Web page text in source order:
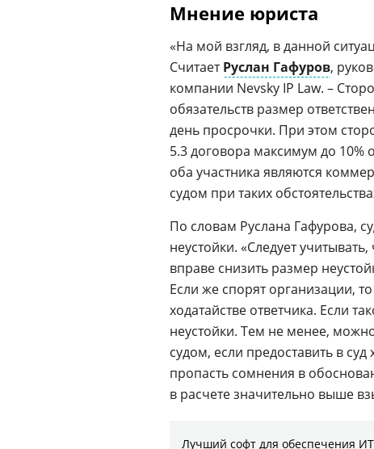
Мнение юриста
«На мой взгляд, в данной
СчитаетРуслан Гафуров,
компании Nevsky IP Law. –
обязательств размер
день просрочки. При этом
5.3 договора максимум до 10%
оба участника являются
судом при таких
По словам Руслана Гафурова,
неустойки. «Следует
вправе снизить размер
Если же спорят организации,
ходатайстве ответчика. Если
неустойки. Тем не менее,
судом, если предоставить в
пропасть сомнения в
в расчете значительно выше
Лучший софт для обеспечения